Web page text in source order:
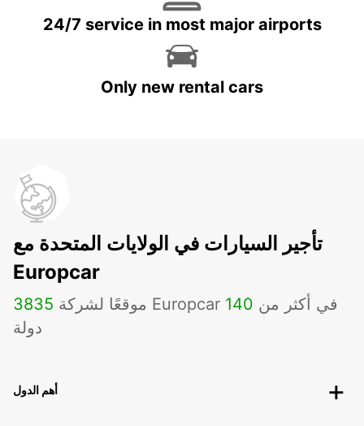
24/7 service in most major airports
Only new rental cars
تأجير السيارات في الولايات المتحدة مع
Europcar
3835 موقعًا لشركة Europcar في أكثر من 140
دولة
أهم الدول